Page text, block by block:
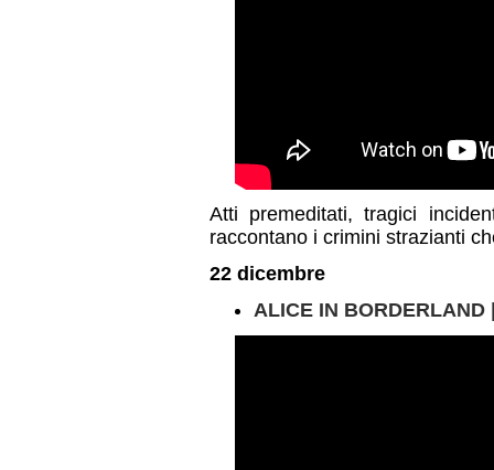
Atti premeditati, tragici
raccontano i crimini strazianti
22 dicembre
ALICE IN BORDERLAND